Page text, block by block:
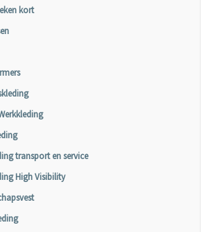
kort
transport en service
High Visibility